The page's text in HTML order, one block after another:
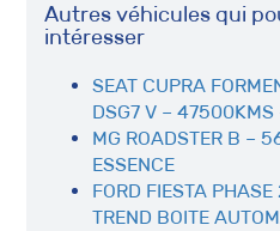
Autres véhicules qui
intéresser
SEAT CUPRA
DSG7 V –
MG ROADSTER B –
ESSENCE
FORD FIESTA
TREND BOITE